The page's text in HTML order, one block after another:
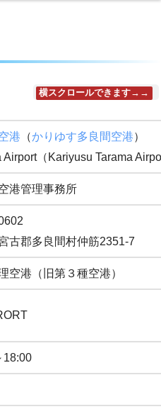
横スクロールできます→→
港 （かりゆす多良間空港）
Airport（Kariyusu Tarama
港管理事務所
古郡多良間村仲筋2351-7
空港（旧第３種空港）
18:00